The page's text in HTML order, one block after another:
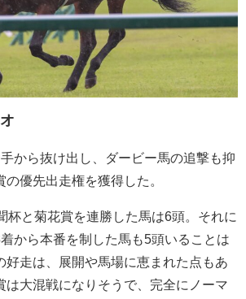
から抜け出し、ダービー馬の追撃も抑
の優先出走権を獲得した。
杯と菊花賞を連勝した馬は6頭。それに
から本番を制した馬も5頭いることは
好走は、展開や馬場に恵まれた点もあ
は大混戦になりそうで、完全にノーマ